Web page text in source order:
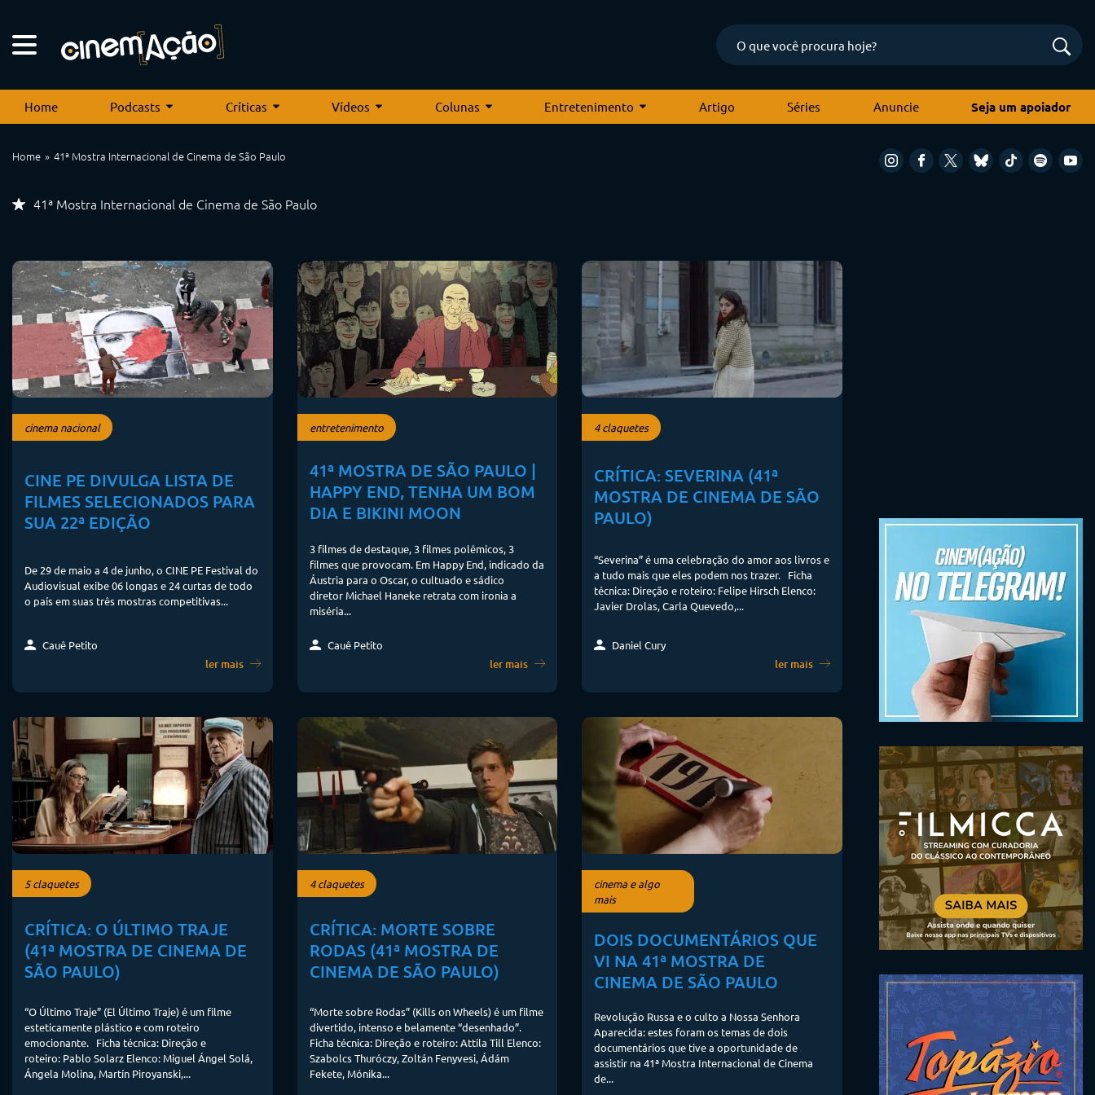
Home Podcasts Críticas Vídeos Colunas Entretenimento Artigo Séries Anuncie Seja um apoiador
Home 41ª Mostra Internacional de Cinema de São Paulo
41ª Mostra Internacional de Cinema de São Paulo
cinema nacional
CINE PE DIVULGA LISTA DE
FILMES SELECIONADOS PARA
SUA 22ª EDIÇÃO
De 29 de maio a 4 de junho, o CINE PE Festival do
Audiovisual exibe 06 longas e 24 curtas de todo
o país em suas três mostras competitivas...
Cauê Petito
ler mais
entretenimento
41ª MOSTRA DE SÃO PAULO |
HAPPY END, TENHA UM BOM
DIA E BIKINI MOON
3 filmes de destaque, 3 filmes polêmicos, 3
filmes que provocam. Em Happy End, indicado da
Áustria para o Oscar, o cultuado e sádico
diretor Michael Haneke retrata com ironia a
miséria...
Cauê Petito
ler mais
4 claquetes
CRÍTICA: SEVERINA (41ª
MOSTRA DE CINEMA DE SÃO
PAULO)
“Severina” é uma celebração do amor aos livros e
a tudo mais que eles podem nos trazer. Ficha
técnica: Direção e roteiro: Felipe Hirsch Elenco:
Javier Drolas, Carla Quevedo,...
Daniel Cury
ler mais
5 claquetes
CRÍTICA: O ÚLTIMO TRAJE
(41ª MOSTRA DE CINEMA DE
SÃO PAULO)
“O Último Traje” (El Último Traje) é um filme
esteticamente plástico e com roteiro
emocionante. Ficha técnica: Direção e
roteiro: Pablo Solarz Elenco: Miguel Ángel Solá,
Ángela Molina, Martín Piroyanski,...
4 claquetes
CRÍTICA: MORTE SOBRE
RODAS (41ª MOSTRA DE
CINEMA DE SÃO PAULO)
“Morte sobre Rodas” (Kills on Wheels) é um filme
divertido, intenso e belamente “desenhado”.
Ficha técnica: Direção e roteiro: Attila Till Elenco:
Szabolcs Thuróczy, Zoltán Fenyvesi, Ádám
Fekete, Mónika...
cinema e algo
mais
DOIS DOCUMENTÁRIOS QUE
VI NA 41ª MOSTRA DE
CINEMA DE SÃO PAULO
Revolução Russa e o culto a Nossa Senhora
Aparecida: estes foram os temas de dois
documentários que tive a oportunidade de
assistir na 41ª Mostra Internacional de Cinema
de...